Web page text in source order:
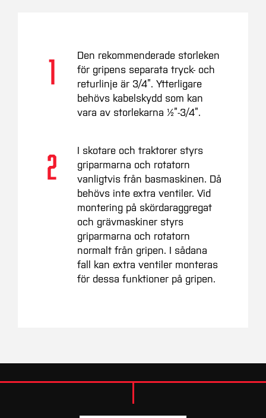
1
Den rekommenderade storleken
för gripens separata tryck- och
returlinje är 3/4”. Ytterligare
behövs kabelskydd som kan
vara av storlekarna ½”-3/4”.
2
I skotare och traktorer styrs
griparmarna och rotatorn
vanligtvis från basmaskinen. Då
behövs inte extra ventiler. Vid
montering på skördaraggregat
och grävmaskiner styrs
griparmarna och rotatorn
normalt från gripen. I sådana
fall kan extra ventiler monteras
för dessa funktioner på gripen.